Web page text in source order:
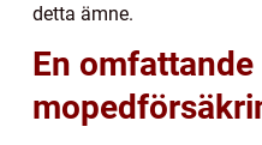
detta ämne.
En